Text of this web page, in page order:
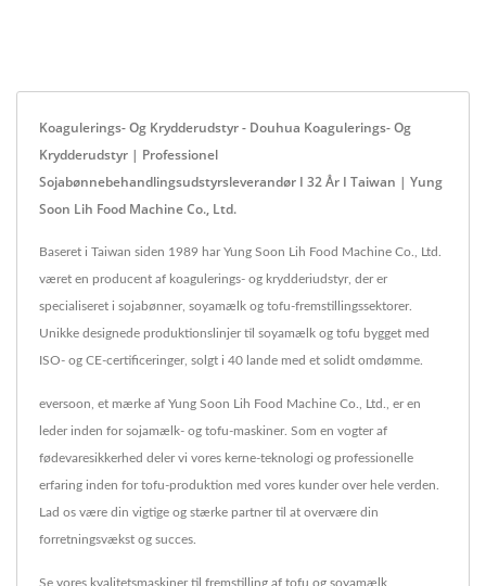
Koagulerings- Og Krydderudstyr - Douhua Koagulerings- Og
Krydderudstyr | Professionel
Sojabønnebehandlingsudstyrsleverandør I 32 År I Taiwan | Yung
Soon Lih Food Machine Co., Ltd.
Baseret i Taiwan siden 1989 har Yung Soon Lih Food Machine Co., Ltd.
været en producent af koagulerings- og krydderiudstyr, der er
specialiseret i sojabønner, soyamælk og tofu-fremstillingssektorer.
Unikke designede produktionslinjer til soyamælk og tofu bygget med
ISO- og CE-certificeringer, solgt i 40 lande med et solidt omdømme.
eversoon, et mærke af Yung Soon Lih Food Machine Co., Ltd., er en
leder inden for sojamælk- og tofu-maskiner. Som en vogter af
fødevaresikkerhed deler vi vores kerne-teknologi og professionelle
erfaring inden for tofu-produktion med vores kunder over hele verden.
Lad os være din vigtige og stærke partner til at overvære din
forretningsvækst og succes.
Se vores kvalitetsmaskiner til fremstilling af tofu og soyamælk